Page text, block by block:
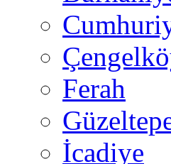
Ferah
İcadiye